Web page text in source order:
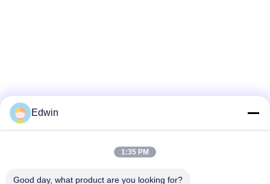
Edwin
1:35 PM
Good day, what product are you looking for?